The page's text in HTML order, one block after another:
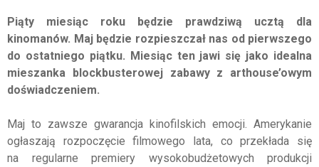
Piąty miesiąc roku będzie prawdziwą ucztą dla
kinomanów. Maj będzie rozpieszczał nas od pierwszego
do ostatniego piątku. Miesiąc ten jawi się jako idealna
mieszanka blockbusterowej zabawy z arthouse’owym
doświadczeniem.
Maj to zawsze gwarancja kinofilskich emocji. Amerykanie
ogłaszają rozpoczęcie filmowego lata, co przekłada się
na regularne premiery wysokobudżetowych produkcji